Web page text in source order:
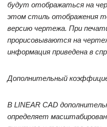
будут отображаться на
этом стиль отображения
версию чертежа. При
прорисовываются на
информация приведена в
Дополнительный
В LINEAR CAD
определяет